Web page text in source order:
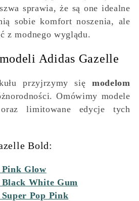
sprawia, że są one idealne
sobie komfort noszenia, ale
z modnego wyglądu.
Adidas Gazelle
przyjrzymy się modelom
Omówimy modele
limitowane edycje tych
Bold:
Pink Glow
White Gum
Pop Pink